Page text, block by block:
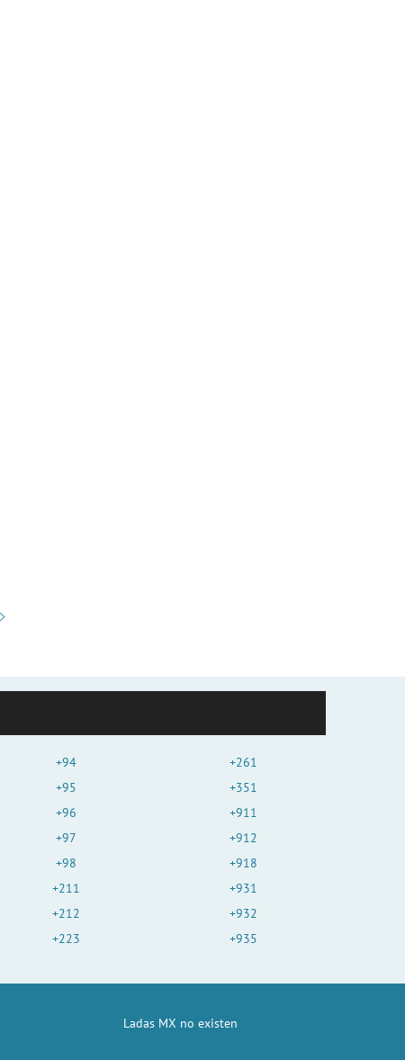
+94
+95
+96
+97
+98
+211
+212
+223
+261
+351
+911
+912
+918
+931
+932
+935
Ladas MX no existen